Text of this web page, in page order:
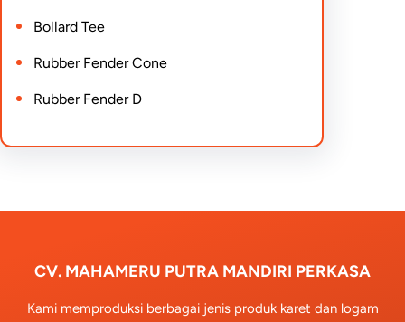
Bollard Tee
Rubber Fender Cone
Rubber Fender D
CV. MAHAMERU PUTRA MANDIRI PERKASA
Kami memproduksi berbagai jenis produk karet dan logam